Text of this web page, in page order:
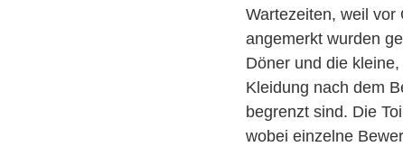
Wartezeiten, weil vor
angemerkt wurden
Döner und die
Kleidung nach dem
begrenzt sind. Die
wobei einzelne